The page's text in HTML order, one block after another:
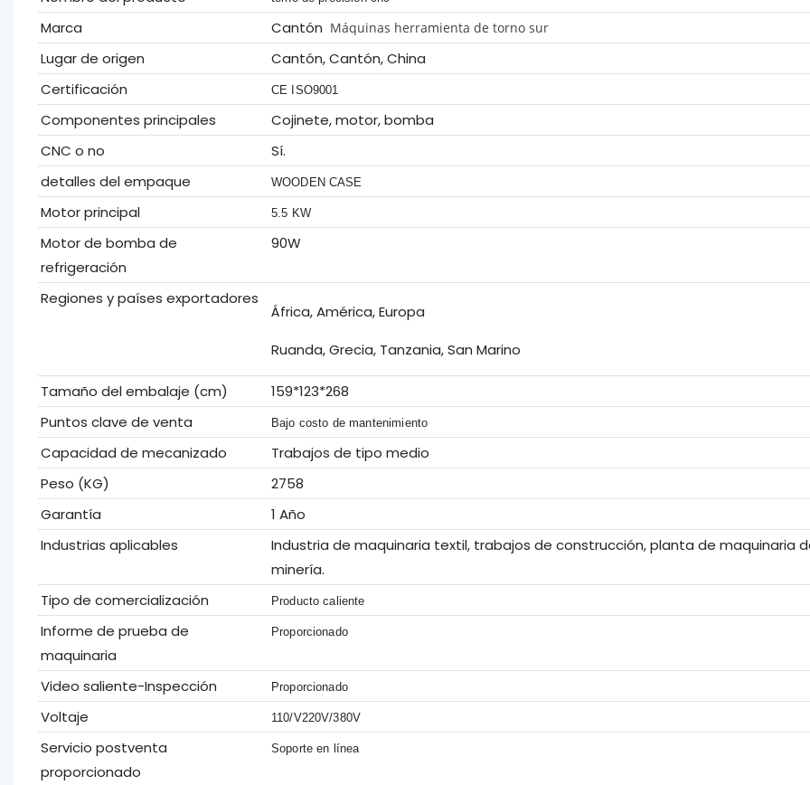
Marca Cantón Máquinas herramienta de torno sur
Lugar de origen
Cantón, Cantón, China
Certificación
CE ISO9001
Componentes principales
Cojinete, motor, bomba
CNC o no
Sí.
detalles del empaque
WOODEN CASE
Motor principal 5.5 KW
Motor de bomba de
refrigeración
90W
Regiones y países exportadores
África, América, Europa
Ruanda, Grecia, Tanzania, San Marino
Tamaño del embalaje (cm)
159*123*268
Puntos clave de venta
Bajo costo de mantenimiento
Capacidad de mecanizado
Trabajos de tipo medio
Peso (KG)
2758
Garantía
1 Año
Industrias aplicables
Industria de maquinaria textil, trabajos de construcción, planta de maquinaria
minería.
Tipo de comercialización
Producto caliente
Informe de prueba de
maquinaria
Proporcionado
Video saliente-Inspección Proporcionado
Voltaje 110/V220V/380V
Servicio postventa
proporcionado
Soporte en línea